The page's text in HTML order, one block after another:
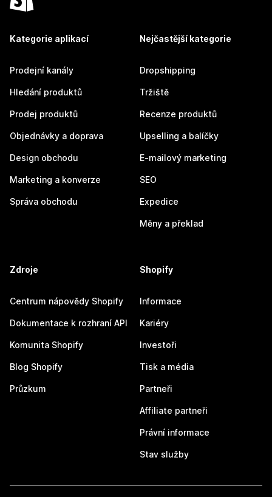
Kategorie aplikací
Prodejní kanály
Hledání produktů
Prodej produktů
Objednávky a doprava
Design obchodu
Marketing a konverze
Správa obchodu
Nejčastější kategorie
Dropshipping
Tržiště
Recenze produktů
Upselling a balíčky
E-mailový marketing
SEO
Expedice
Měny a překlad
Zdroje
Centrum nápovědy Shopify
Dokumentace k rozhraní API
Komunita Shopify
Blog Shopify
Průzkum
Shopify
Informace
Kariéry
Investoři
Tisk a média
Partneři
Affiliate partneři
Právní informace
Stav služby